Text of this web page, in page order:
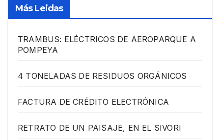
Más Leidas
TRAMBUS: ELÉCTRICOS DE AEROPARQUE A
POMPEYA
4 TONELADAS DE RESIDUOS ORGÁNICOS
FACTURA DE CRÉDITO ELECTRÓNICA
RETRATO DE UN PAISAJE, EN EL SIVORI